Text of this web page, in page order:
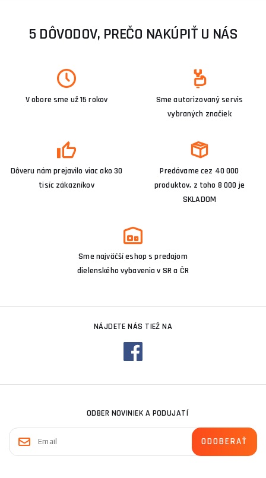
5 DÔVODOV, PREČO NAKÚPIŤ U NÁS
V obore sme už 15 rokov
Sme autorizovaný servis
vybraných značiek
Dôveru nám prejavilo viac ako 30
tisíc zákazníkov
Predávame cez 40 000
produktov, z toho 8 000 je
SKLADOM
Sme najväčší eshop s predajom
dielenského vybavenia v SR a ČR
NÁJDETE NÁS TIEŽ NA
ODBER NOVINIEK A PODUJATÍ